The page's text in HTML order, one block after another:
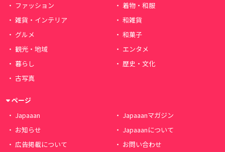
ファッション
着物・和服
雑貨・インテリア
和雑貨
グルメ
和菓子
観光・地域
エンタメ
暮らし
歴史・文化
古写真
ページ
Japaaan
Japaaanマガジン
お知らせ
Japaaanについて
広告掲載について
お問い合わせ